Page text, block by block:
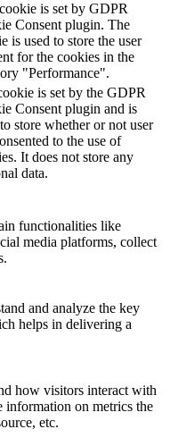
is set by GDPR
Consent plugin. The
is used to store the user
for the cookies in the
"Performance".
is set by the GDPR
Consent plugin and is
store whether or not user
to the use of
It does not store any
data.
functionalities like
media platforms, collect
and analyze the key
helps in delivering a
how visitors interact with
information on metrics the
etc.